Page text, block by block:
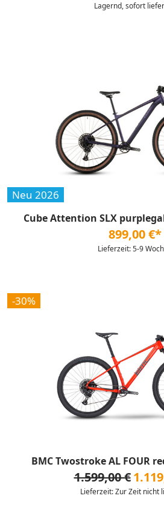
Lagernd, sofort
Neu 2026
Cube Attention SLX
899,00 €*
Lieferzeit: 5-9
-30%
BMC Twostroke AL FOUR
1.599,00 €
Lieferzeit: Zur Zeit nicht